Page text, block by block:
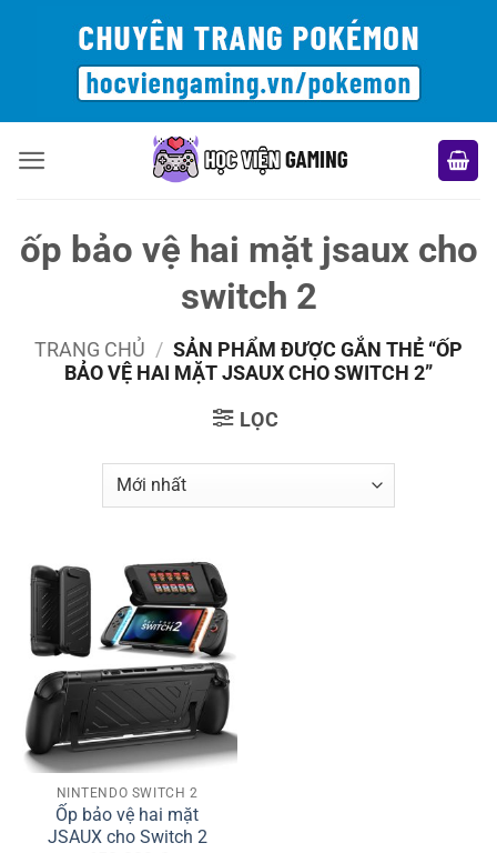
ốp bảo vệ hai mặt jsaux cho
switch 2
TRANG CHỦ / SẢN PHẨM ĐƯỢC GẮN THẺ “ỐP
BẢO VỆ HAI MẶT JSAUX CHO SWITCH 2”
LỌC
NINTENDO SWITCH 2
Ốp bảo vệ hai mặt
JSAUX cho Switch 2